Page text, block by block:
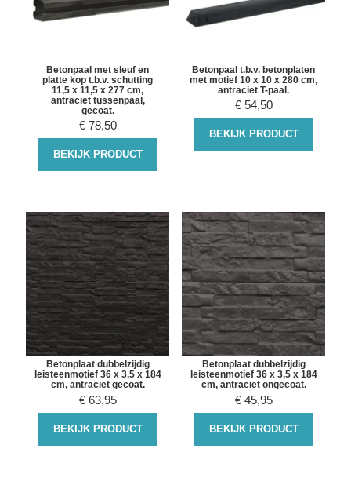
Betonpaal met sleuf en
platte kop t.b.v. schutting
11,5 x 11,5 x 277 cm,
antraciet tussenpaal,
gecoat.
€ 78,50
BEKIJK PRODUCT
Betonpaal t.b.v. betonplaten
met motief 10 x 10 x 280 cm,
antraciet T-paal.
€ 54,50
BEKIJK PRODUCT
Betonplaat dubbelzijdig
leisteenmotief 36 x 3,5 x 184
cm, antraciet gecoat.
€ 63,95
BEKIJK PRODUCT
Betonplaat dubbelzijdig
leisteenmotief 36 x 3,5 x 184
cm, antraciet ongecoat.
€ 45,95
BEKIJK PRODUCT